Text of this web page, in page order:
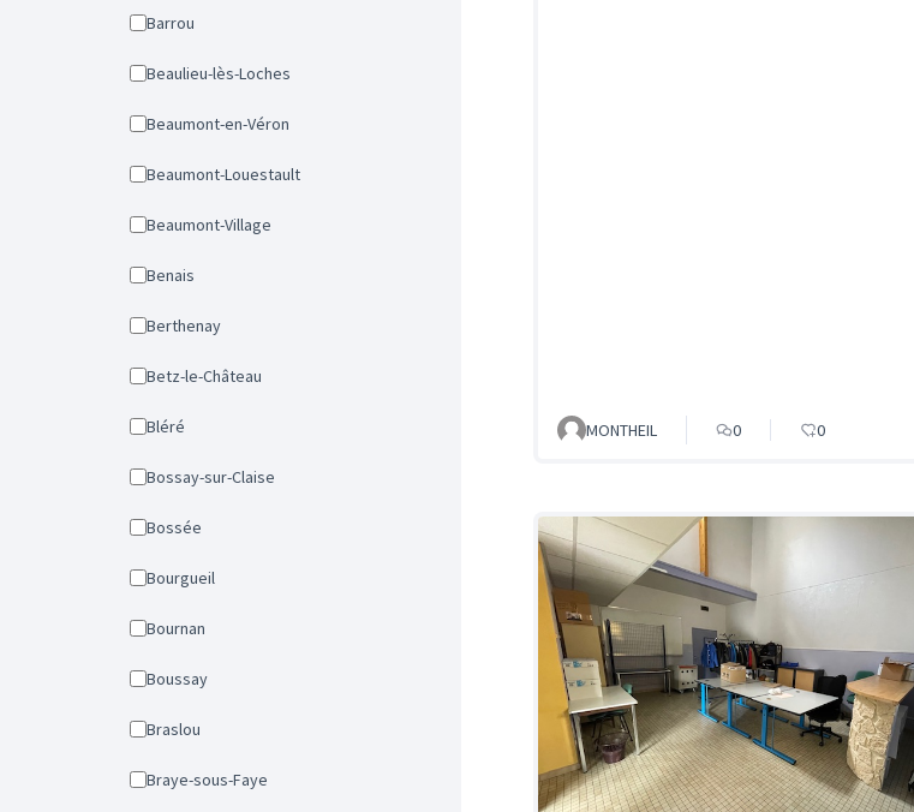
Barrou
Beaulieu-lès-Loches
Beaumont-en-Véron
Beaumont-Louestault
Beaumont-Village
Benais
Berthenay
Betz-le-Château
Bléré
Bossay-sur-Claise
Bossée
Bourgueil
Bournan
Boussay
Braslou
Braye-sous-Faye
MONTHEIL 0 0